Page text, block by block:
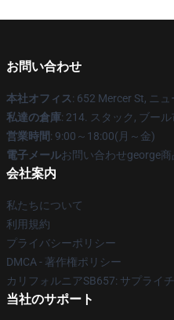
お問い合わせ
本社オフィス: 652 Mercer St, ニ
私達の倉庫: 214. スタック, ブー
営業時間: 9:00～18:00(月～金)
電子メールお問い合わせgeorge商
会社案内
私たちについて
利用規約
プライバシーポリシー
DMCA - 著作権ポリシー
カリフォルニアSB657: サプライ
当社のサポート